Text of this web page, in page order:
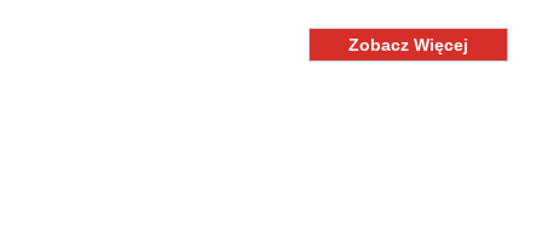
Zobacz Więcej